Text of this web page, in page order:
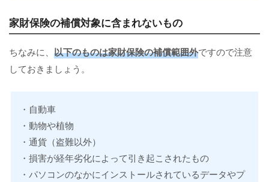
家財保険の補償対象に含まれないもの
ちなみに、 以下のものは家財保険の補償範囲外ですので注意
しておきましょう。
・自動車
・動物や植物
・通貨（盗難以外）
・損害が経年劣化によって引き起こされたもの
・パソコンのなかにインストールされているデータやプ